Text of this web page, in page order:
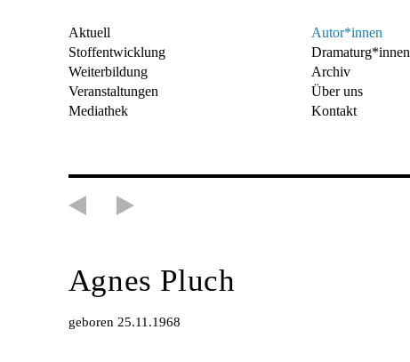
Aktuell
Stoffentwicklung
Weiterbildung
Veranstaltungen
Mediathek
Autor*innen
Dramaturg*innen
Archiv
Über uns
Kontakt
Agnes Pluch
geboren 25.11.1968